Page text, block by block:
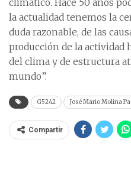
climático. Hace 50 años
la actualidad tenemos la
duda razonable, de las
producción de la
del clima y de estructura
mundo”.
G5242 José Mario Molina
Compartir